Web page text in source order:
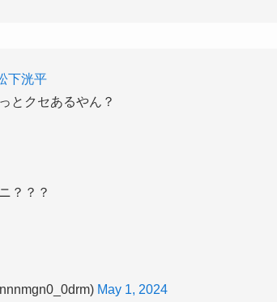
下洸平
とクセあるやん？
？？？
May 1, 2024